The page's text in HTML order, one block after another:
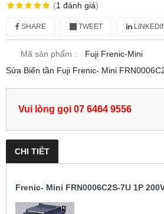
(1 đánh giá)
SHARE TWEET
Mã sản phẩm :
Fuji Frenic-Mini
Sửa Biến tần Fuji Frenic- Mini
Vui lòng gọi 07 6464 9556
CHI TIẾT
Frenic- Mini FRN0006C2S-7U 1P